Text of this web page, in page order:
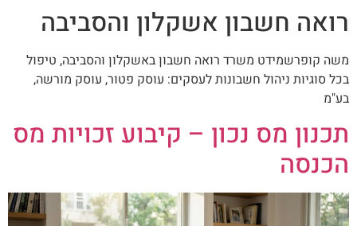
הַמְּסַיַּעַת
לִנְגִישׁוּת
רואה חשבון אשקלון והסביבה
משה קופרשמידט משרד רואה חשבון באשקלון והסביבה, טיפול
בכל סוגיות ניהול חשבונות לעסקים: עוסק פטור, עוסק מורשה,
בע"מ
תכנון מס נכון – קיבוע זכויות מס
הכנסה